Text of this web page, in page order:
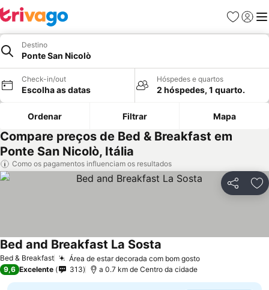
Favoritos
Iniciar
Destino
Ponte San Nicolò
Check-in/out
Escolha as datas
Hóspedes e quartos
2 hóspedes, 1 quarto.
Ordenar Filtrar Mapa
Compare preços de Bed & Breakfast em
Ponte San Nicolò, Itália
Como os pagamentos influenciam os resultados
Partilhar
Bed & Breakfast Área de estar decorada com bom gosto
Bed and Breakfast La Sosta
9,6 Excelente 313 a 0.7 km de Centro da cidade